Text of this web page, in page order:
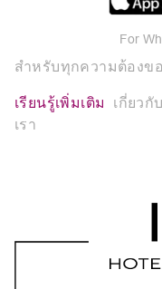
For
สำหรับทุกความต้องข
เรียนรู้เพิ่มเติม
เกี่ยวกั
เรา